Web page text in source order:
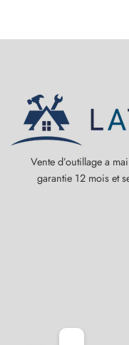
Vente d’outillage a
garantie 12 mois et